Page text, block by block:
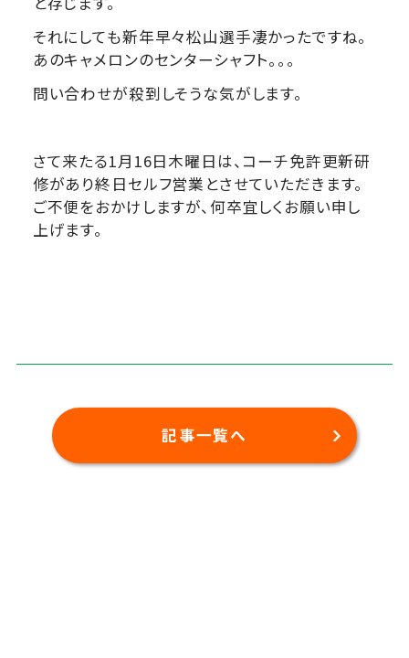
それにしても新年早々松山選手凄かったですね。
あのキャメロンのセンターシャフト。。。
問い合わせが殺到しそうな気がします。
さて来たる1月16日木曜日は、コーチ免許更新研
修があり終日セルフ営業とさせていただきます。
ご不便をおかけしますが、何卒宜しくお願い申し
上げます。
記事一覧へ